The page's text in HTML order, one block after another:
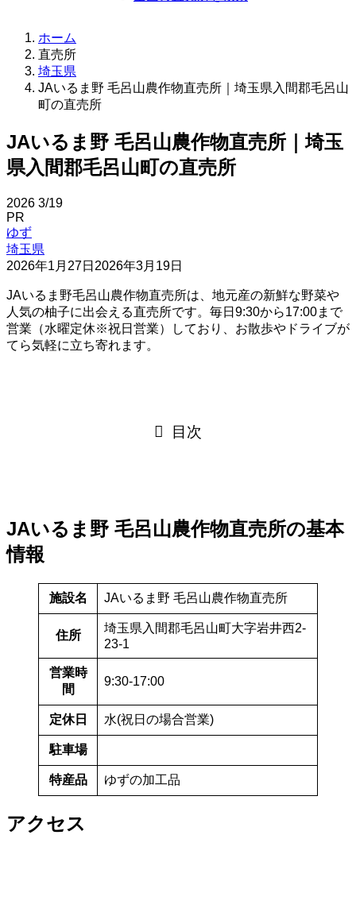
ホーム
直売所
埼玉県
JAいるま野 毛呂山農作物直売所｜埼玉県入間郡毛呂山
町の直売所
JAいるま野 毛呂山農作物直売所｜埼玉
県入間郡毛呂山町の直売所
2026 3/19
PR
ゆず
埼玉県
2026年1月27日 2026年3月19日
JAいるま野毛呂山農作物直売所は、地元産の新鮮な野菜や
人気の柚子に出会える直売所です。毎日9:30から17:00まで
営業（水曜定休※祝日営業）しており、お散歩やドライブが
てら気軽に立ち寄れます。
目次
JAいるま野 毛呂山農作物直売所の基本
情報
施設名 JAいるま野 毛呂山農作物直売所
住所
埼玉県入間郡毛呂山町大字岩井西2-
23-1
営業時
間
9:30-17:00
定休日 水(祝日の場合営業)
駐車場
特産品 ゆずの加工品
アクセス